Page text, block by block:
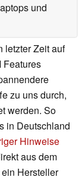
und
letzter Zeit auf
Features
zu uns durch,
werden. So
in Deutschland
Hinweise
aus dem
Hersteller